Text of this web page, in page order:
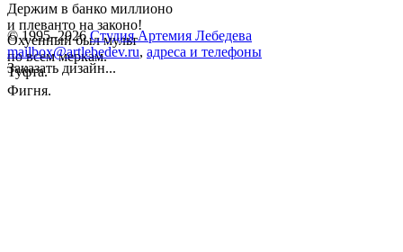
Держим в банко миллионо
и плеванто на законо!
Охуенный был мульт
по всем меркам.
Туфта.
Фигня.
© 1995–2026 Студия Артемия Лебедева
mailbox@artlebedev.ru, адреса и телефоны
Заказать дизайн...